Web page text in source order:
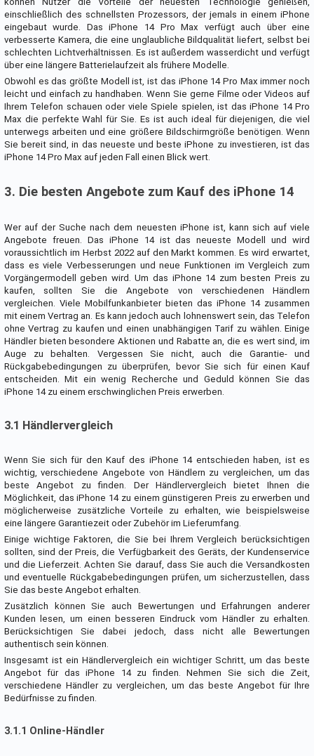
einschließlich des schnellsten Prozessors, der jemals in einem iPhone
eingebaut wurde. Das iPhone 14 Pro Max verfügt auch über eine
verbesserte Kamera, die eine unglaubliche Bildqualität liefert, selbst bei
schlechten Lichtverhältnissen. Es ist außerdem wasserdicht und verfügt
über eine längere Batterielaufzeit als frühere Modelle.
Obwohl es das größte Modell ist, ist das iPhone 14 Pro Max immer noch
leicht und einfach zu handhaben. Wenn Sie gerne Filme oder Videos auf
Ihrem Telefon schauen oder viele Spiele spielen, ist das iPhone 14 Pro
Max die perfekte Wahl für Sie. Es ist auch ideal für diejenigen, die viel
unterwegs arbeiten und eine größere Bildschirmgröße benötigen. Wenn
Sie bereit sind, in das neueste und beste iPhone zu investieren, ist das
iPhone 14 Pro Max auf jeden Fall einen Blick wert.
3. Die besten Angebote zum Kauf des iPhone 14
Wer auf der Suche nach dem neuesten iPhone ist, kann sich auf viele
Angebote freuen. Das iPhone 14 ist das neueste Modell und wird
voraussichtlich im Herbst 2022 auf den Markt kommen. Es wird erwartet,
dass es viele Verbesserungen und neue Funktionen im Vergleich zum
Vorgängermodell geben wird. Um das iPhone 14 zum besten Preis zu
kaufen, sollten Sie die Angebote von verschiedenen Händlern
vergleichen. Viele Mobilfunkanbieter bieten das iPhone 14 zusammen
mit einem Vertrag an. Es kann jedoch auch lohnenswert sein, das Telefon
ohne Vertrag zu kaufen und einen unabhängigen Tarif zu wählen. Einige
Händler bieten besondere Aktionen und Rabatte an, die es wert sind, im
Auge zu behalten. Vergessen Sie nicht, auch die Garantie- und
Rückgabebedingungen zu überprüfen, bevor Sie sich für einen Kauf
entscheiden. Mit ein wenig Recherche und Geduld können Sie das
iPhone 14 zu einem erschwinglichen Preis erwerben.
3.1 Händlervergleich
Wenn Sie sich für den Kauf des iPhone 14 entschieden haben, ist es
wichtig, verschiedene Angebote von Händlern zu vergleichen, um das
beste Angebot zu finden. Der Händlervergleich bietet Ihnen die
Möglichkeit, das iPhone 14 zu einem günstigeren Preis zu erwerben und
möglicherweise zusätzliche Vorteile zu erhalten, wie beispielsweise
eine längere Garantiezeit oder Zubehör im Lieferumfang.
Einige wichtige Faktoren, die Sie bei Ihrem Vergleich berücksichtigen
sollten, sind der Preis, die Verfügbarkeit des Geräts, der Kundenservice
und die Lieferzeit. Achten Sie darauf, dass Sie auch die Versandkosten
und eventuelle Rückgabebedingungen prüfen, um sicherzustellen, dass
Sie das beste Angebot erhalten.
Zusätzlich können Sie auch Bewertungen und Erfahrungen anderer
Kunden lesen, um einen besseren Eindruck vom Händler zu erhalten.
Berücksichtigen Sie dabei jedoch, dass nicht alle Bewertungen
authentisch sein können.
Insgesamt ist ein Händlervergleich ein wichtiger Schritt, um das beste
Angebot für das iPhone 14 zu finden. Nehmen Sie sich die Zeit,
verschiedene Händler zu vergleichen, um das beste Angebot für Ihre
Bedürfnisse zu finden.
3.1.1 Online-Händler